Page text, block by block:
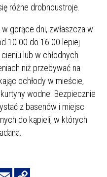
różne drobnoustroje.
w gorące dni, zwłaszcza w
10.00 do 16.00 lepiej
lub w chłodnych
niż przebywać na
ochłody w mieście,
wodne. Bezpiecznie
z basenów i miejsc
do kąpieli, w których